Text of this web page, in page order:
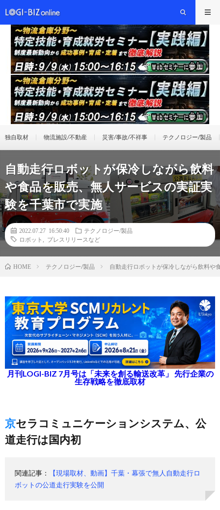
独自取材 物流施設/不動産 災害/事故/不祥事 テクノロジー/製品
自動走行ロボットが保冷しながら飲料
や食品を販売、無人サービスの実証実
験を千葉市で実施
2022.07.27 16:50:40
テクノロジー/製品
ロボット
プレスリリースなど
HOME テクノロジー/製品 自動走行ロボットが保冷しながら飲料や
月刊LOGI-BIZ 7月号は「未来を創る輸送改革」 先行企業の
生存戦略を徹底取材
京セラコミュニケーションシステム、公
道走行は国内初
関連記事：
【現場取材、動画】千葉・幕張で無人自動走行ロ
ボットの公道走行実験を公開